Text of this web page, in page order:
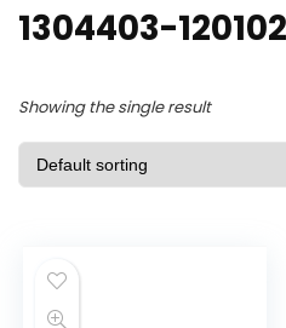
1304403-
Showing the single result